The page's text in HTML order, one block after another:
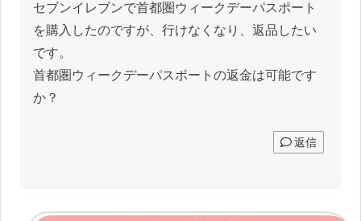
セブンイレブンで首都圏ウィークデーパスポート
を購入したのですが、行けなくなり、返品したい
です。
首都圏ウィークデーパスポートの返金は可能です
か？
返信